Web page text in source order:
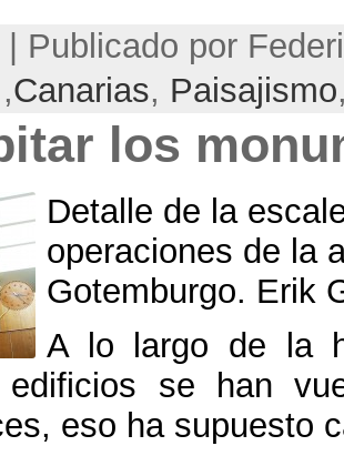
Publicado
Canarias,
,العمران|
Rehabitar los
Detalle
A lo
muchos edificios
veces,eso ha
[...]